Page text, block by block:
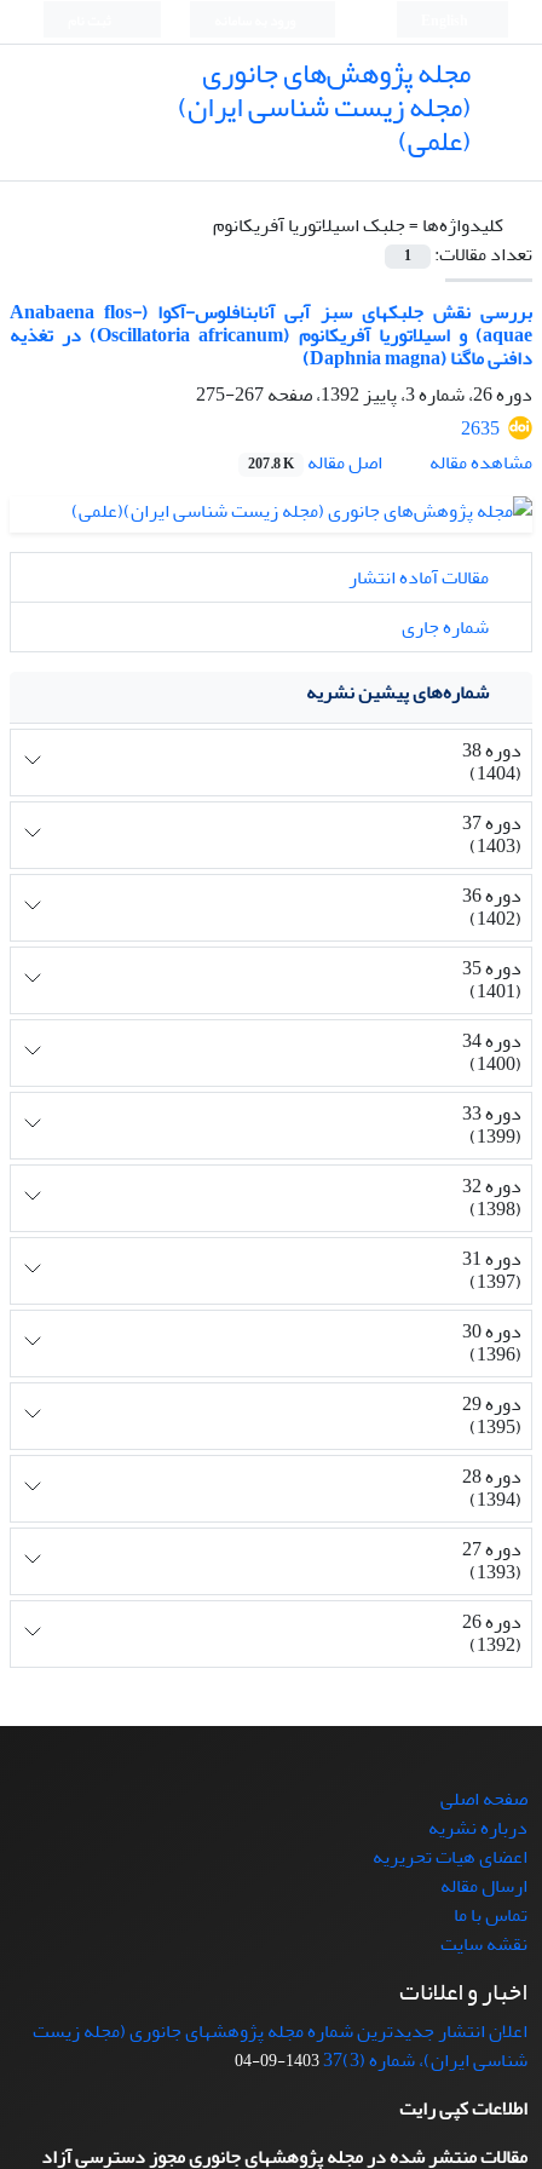
مجله پژوهش‌های جانوری
(مجله زیست شناسی ایران)
(علمی)
کلیدواژه‌ها =جلبک اسیلاتوریا آفریکانوم
تعداد مقالات:
1
بررسی نقش جلبکهای سبز آبی آنابنافلوس-آکوا (Anabaena flos-
aquae) و اسیلاتوریا آفریکانوم (Oscillatoria africanum) در تغذیه
دافنی ماگنا (Daphnia magna)
دوره 26، شماره 3، پاییز 1392، صفحه
267-275
2635
مشاهده مقاله
اصل مقاله 207.8 K
مقالات آماده انتشار
شماره جاری
شماره‌های پیشین نشریه
دوره 38
(1404)
دوره 37
(1403)
دوره 36
(1402)
دوره 35
(1401)
دوره 34
(1400)
دوره 33
(1399)
دوره 32
(1398)
دوره 31
(1397)
دوره 30
(1396)
دوره 29
(1395)
دوره 28
(1394)
دوره 27
(1393)
دوره 26
(1392)
صفحه اصلی
درباره نشریه
اعضای هیات تحریریه
ارسال مقاله
تماس با ما
نقشه سایت
اخبار و اعلانات
اعلان انتشار جدیدترین شماره مجله پژوهشهای جانوری (مجله زیست
شناسی ایران)، شماره (3)37
1403-09-04
اطلاعات کپی رایت
مقالات منتشر شده در مجله پژوهشهای جانوری مجوز دسترسی آزاد